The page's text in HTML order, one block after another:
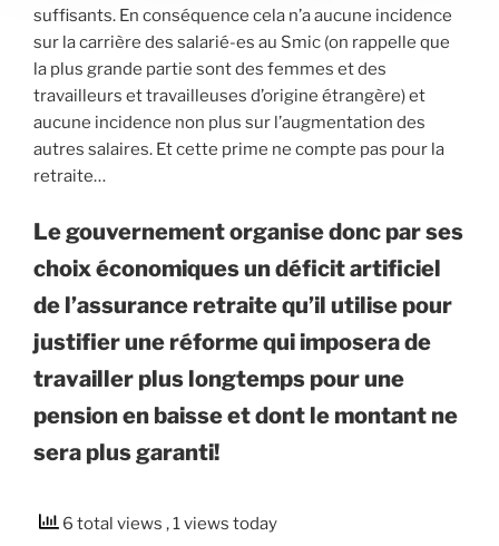
suffisants. En conséquence cela n’a aucune incidence
sur la carrière des salarié-es au Smic (on rappelle que
la plus grande partie sont des femmes et des
travailleurs et travailleuses d’origine étrangère) et
aucune incidence non plus sur l’augmentation des
autres salaires. Et cette prime ne compte pas pour la
retraite…
Le gouvernement organise donc par ses
choix économiques un déficit artificiel
de l’assurance retraite qu’il utilise pour
justifier une réforme qui imposera de
travailler plus longtemps pour une
pension en baisse et dont le montant ne
sera plus garanti!
6 total views , 1 views today